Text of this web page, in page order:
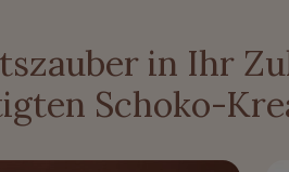
in Ihr
Schoko-